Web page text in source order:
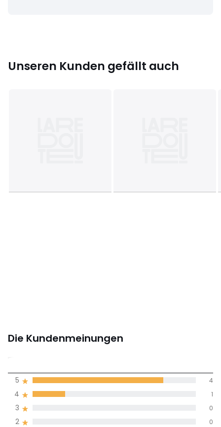
Unseren Kunden gefällt auch
Die Kundenmeinungen
4.8
(5)
2 0
3 0
4 1
5 4